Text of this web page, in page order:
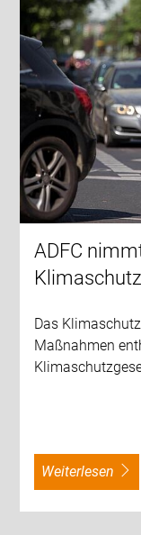
ADFC
Das
Maßnahmen
weiterlesen